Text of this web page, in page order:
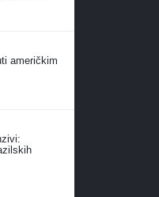
američkim